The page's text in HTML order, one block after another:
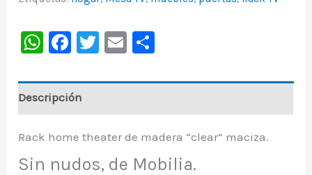
WhatsApp
Facebook
Twitter
Email
Descripción
Rack home theater de madera “clear” maciza.
Sin nudos, de Mobilia.